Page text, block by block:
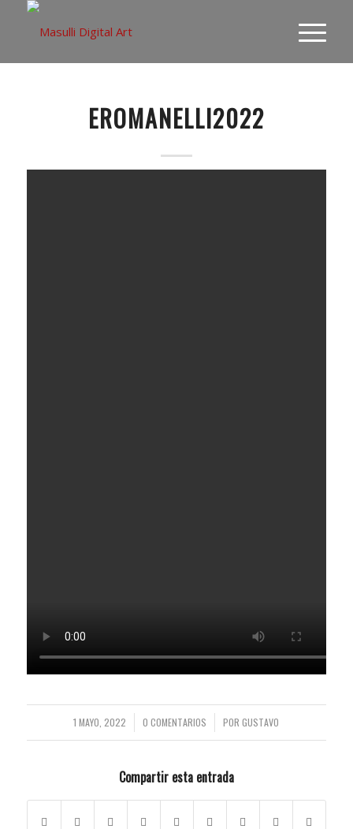
EROMANELLI2022
1 MAYO, 2022
/ 0 COMENTARIOS
/ PORGUSTAVO
Compartir esta entrada